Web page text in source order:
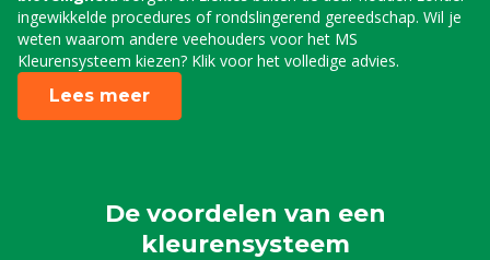
ingewikkelde procedures of rondslingerend gereedschap. Wil je
weten waarom andere veehouders voor het MS
Kleurensysteem kiezen? Klik voor het volledige advies.
Lees meer
De voordelen van een
kleurensysteem